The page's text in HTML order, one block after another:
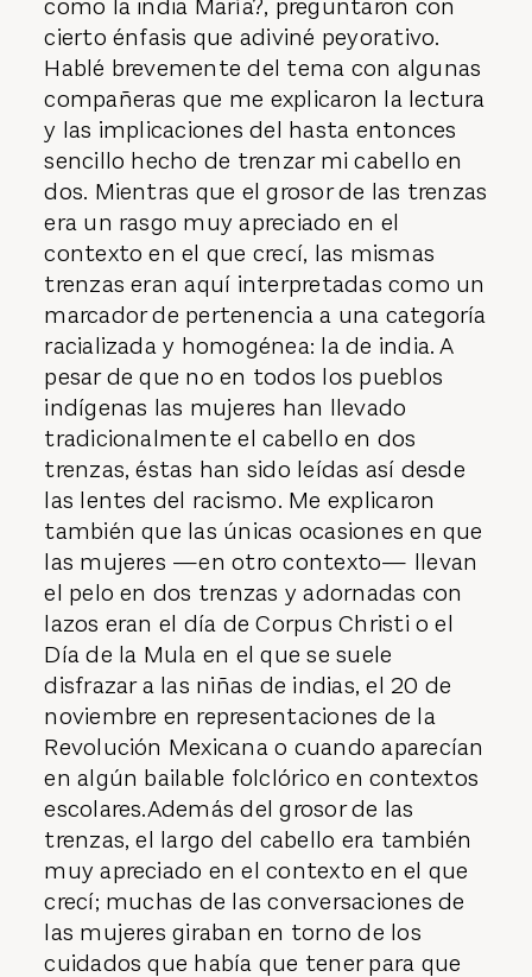
como la india María?, preguntaron con
cierto énfasis que adiviné peyorativo.
Hablé brevemente del tema con algunas
compañeras que me explicaron la lectura
y las implicaciones del hasta entonces
sencillo hecho de trenzar mi cabello en
dos. Mientras que el grosor de las trenzas
era un rasgo muy apreciado en el
contexto en el que crecí, las mismas
trenzas eran aquí interpretadas como un
marcador de pertenencia a una categoría
racializada y homogénea: la de india. A
pesar de que no en todos los pueblos
indígenas las mujeres han llevado
tradicionalmente el cabello en dos
trenzas, éstas han sido leídas así desde
las lentes del racismo. Me explicaron
también que las únicas ocasiones en que
las mujeres —en otro contexto— llevan
el pelo en dos trenzas y adornadas con
lazos eran el día de Corpus Christi o el
Día de la Mula en el que se suele
disfrazar a las niñas de indias, el 20 de
noviembre en representaciones de la
Revolución Mexicana o cuando aparecían
en algún bailable folclórico en contextos
escolares.Además del grosor de las
trenzas, el largo del cabello era también
muy apreciado en el contexto en el que
crecí; muchas de las conversaciones de
las mujeres giraban en torno de los
cuidados que había que tener para que